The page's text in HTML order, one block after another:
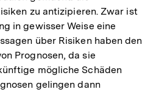
zu antizipieren. Zwar ist
in gewisser Weise eine
über Risiken haben den
Prognosen, da sie
mögliche Schäden
gelingen dann